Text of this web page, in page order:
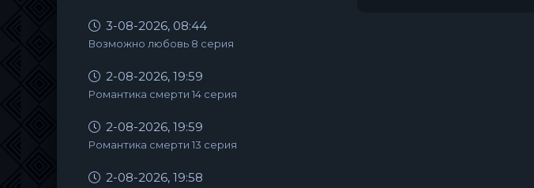
3-08-2026, 08:44
Возможно любовь 8 серия
2-08-2026, 19:59
Романтика смерти 14 серия
2-08-2026, 19:59
Романтика смерти 13 серия
2-08-2026, 19:58